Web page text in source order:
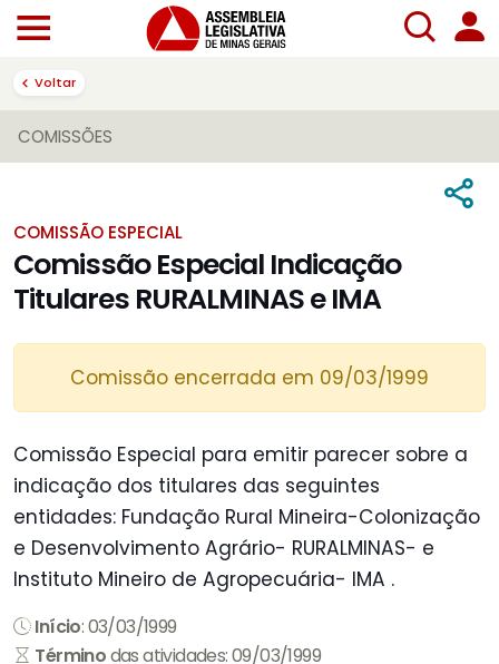
Voltar
COMISSÕES
COMISSÃO ESPECIAL
Comissão Especial Indicação
Titulares RURALMINAS e IMA
Comissão encerrada em 09/03/1999
Comissão Especial para emitir parecer sobre a
indicação dos titulares das seguintes
entidades: Fundação Rural Mineira-Colonização
e Desenvolvimento Agrário- RURALMINAS- e
Instituto Mineiro de Agropecuária- IMA .
Início: 03/03/1999
Términodas atividades: 09/03/1999